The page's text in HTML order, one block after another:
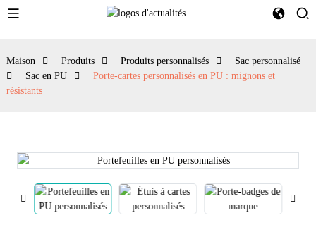
Maison Produits Produits personnalisés
Sac personnalisé
Sac en PU
Porte-cartes personnalisés en PU : mignons et
résistants